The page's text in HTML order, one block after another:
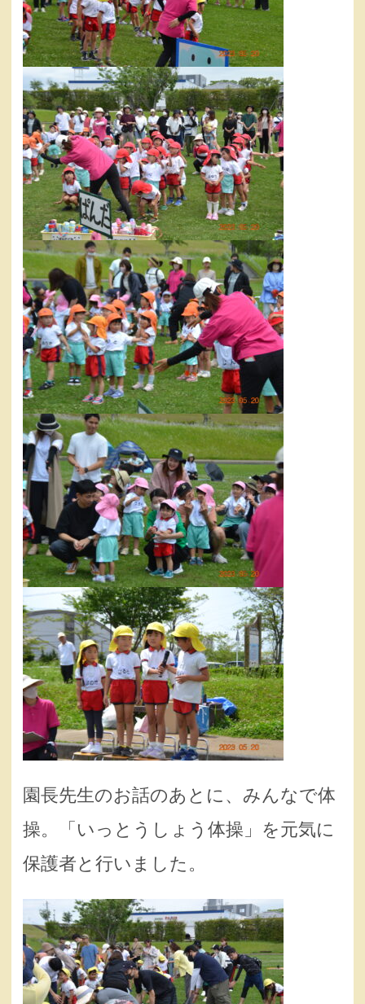
園長先生のお話のあとに、みんなで体
操。「いっとうしょう体操」を元気に
保護者と行いました。